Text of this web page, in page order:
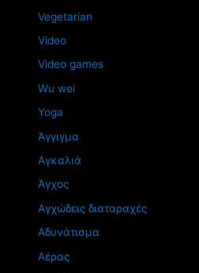
Vegetarian
Video
Video games
Wu wei
Yoga
Άγγιγμα
Αγκαλιά
Άγχος
Αγχώδεις διαταραχές
Αδυνάτισμα
Αέρας